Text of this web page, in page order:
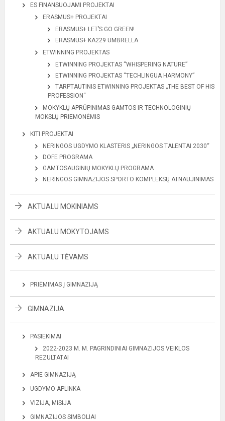
ES FINANSUOJAMI PROJEKTAI
ERASMUS+ PROJEKTAI
ERASMUS+ LET’S GO GREEN!
ERASMUS+ KA229 UMBRELLA
ETWINNING PROJEKTAS
ETWINNING PROJEKTAS “WHISPERING NATURE”
ETWINNING PROJEKTAS “TECHLINGUA HARMONY”
TARPTAUTINIS ETWINNING PROJEKTAS „THE BEST OF HIS
PROFESSION“
MOKYKLŲ APRŪPINIMAS GAMTOS IR TECHNOLOGINIŲ
MOKSLŲ PRIEMONĖMIS
KITI PROJEKTAI
NERINGOS UGDYMO KLASTERIS „NERINGOS TALENTAI 2030“
DOFE PROGRAMA
GAMTOSAUGINIŲ MOKYKLŲ PROGRAMA
NERINGOS GIMNAZIJOS SPORTO KOMPLEKSŲ ATNAUJINIMAS
AKTUALU MOKINIAMS
AKTUALU MOKYTOJAMS
AKTUALU TĖVAMS
PRIĖMIMAS Į GIMNAZIJĄ
GIMNAZIJA
PASIEKIMAI
2022-2023 M. M. PAGRINDINIAI GIMNAZIJOS VEIKLOS
REZULTATAI
APIE GIMNAZIJĄ
UGDYMO APLINKA
VIZIJA, MISIJA
GIMNAZIJOS SIMBOLIAI